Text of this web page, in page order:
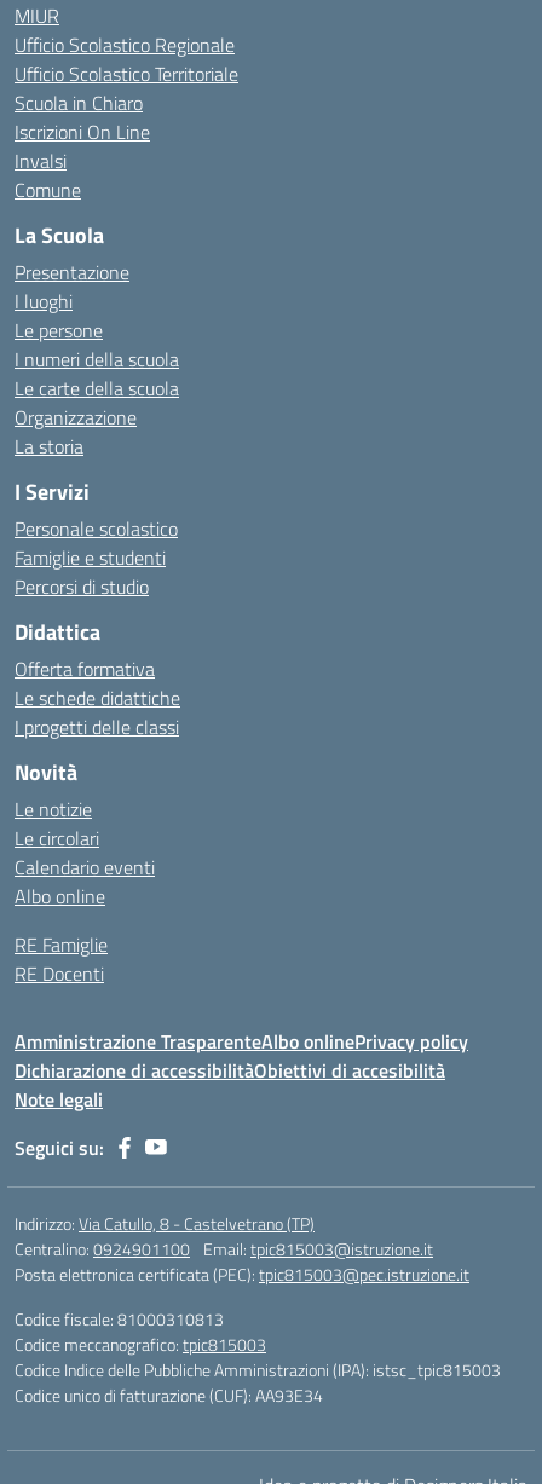
MIUR
Ufficio Scolastico Regionale
Ufficio Scolastico Territoriale
Scuola in Chiaro
Iscrizioni On Line
Invalsi
Comune
La Scuola
Presentazione
I luoghi
Le persone
I numeri della scuola
Le carte della scuola
Organizzazione
La storia
I Servizi
Personale scolastico
Famiglie e studenti
Percorsi di studio
Didattica
Offerta formativa
Le schede didattiche
I progetti delle classi
Novità
Le notizie
Le circolari
Calendario eventi
Albo online
RE Famiglie
RE Docenti
Amministrazione TrasparenteAlbo onlinePrivacy policy
Dichiarazione di accessibilitàObiettivi di accesibilità
Note legali
Seguici su:
Indirizzo:Via Catullo, 8 - Castelvetrano (TP)
Centralino:0924901100 Email:tpic815003@istruzione.it
Posta elettronica certificata (PEC):tpic815003@pec.istruzione.it
Codice fiscale: 81000310813
Codice meccanografico:tpic815003
Codice Indice delle Pubbliche Amministrazioni (IPA): istsc_tpic815003
Codice unico di fatturazione (CUF): AA93E34